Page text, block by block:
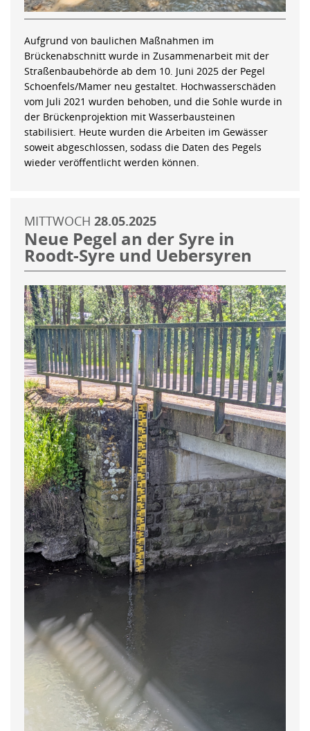
Aufgrund von baulichen Maßnahmen im
Brückenabschnitt wurde in Zusammenarbeit mit der
Straßenbaubehörde ab dem 10. Juni 2025 der Pegel
Schoenfels/Mamer neu gestaltet. Hochwasserschäden
vom Juli 2021 wurden behoben, und die Sohle wurde in
der Brückenprojektion mit Wasserbausteinen
stabilisiert. Heute wurden die Arbeiten im Gewässer
soweit abgeschlossen, sodass die Daten des Pegels
wieder veröffentlicht werden können.
MITTWOCH 28.05.2025
Neue Pegel an der Syre in
Roodt-Syre und Uebersyren